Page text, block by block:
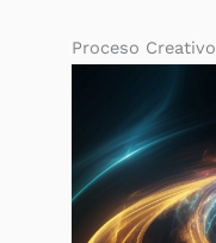
Proceso Creativo